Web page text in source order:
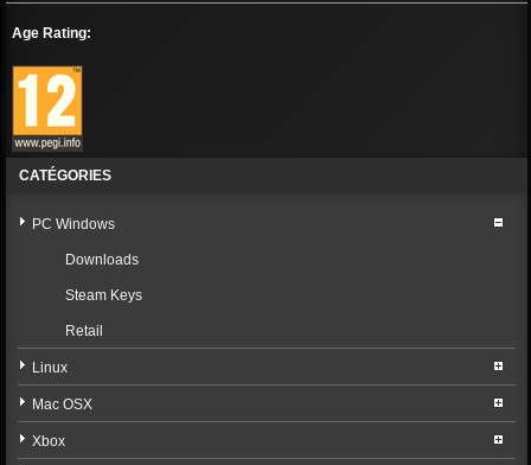
Age Rating:
CATÉGORIES
PC Windows
Downloads
Steam Keys
Retail
Linux
Mac OSX
Xbox